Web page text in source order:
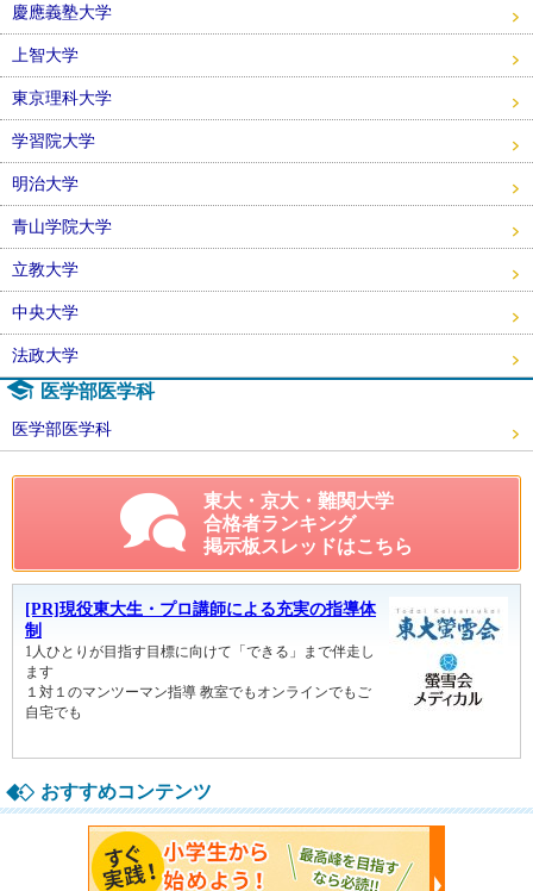
慶應義塾大学
上智大学
東京理科大学
学習院大学
明治大学
青山学院大学
立教大学
中央大学
法政大学
医学部医学科
医学部医学科
東大・京大・難関大学
合格者ランキング
掲示板スレッドはこちら
おすすめコンテンツ